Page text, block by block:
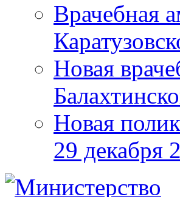
Врачебная
Новая
Новая
29 декабря